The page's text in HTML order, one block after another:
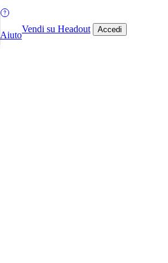
Aiuto
Vendi su Headout Accedi